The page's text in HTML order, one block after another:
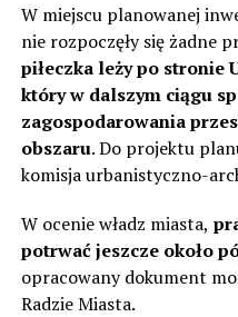
W miejscu planowanej
nie rozpoczęły się żadne
piłeczka leży po stronie
który w dalszym ciągu
zagospodarowania
obszaru. Do projektu
komisja urbanistyczno-
W ocenie władz miasta,
potrwać jeszcze około
opracowany dokument
Radzie Miasta.